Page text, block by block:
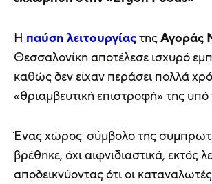
Η παύση λειτουργίαςτηςΑγοράς
Θεσσαλονίκη αποτέλεσε ισχυρό
καθώς δεν είχαν περάσει πολλά
«θριαμβευτική επιστροφή» της υπό
Ένας χώρος-σύμβολο της
βρέθηκε, όχι αιφνιδιαστικά, εκτός
αποδεικνύοντας ότι οι